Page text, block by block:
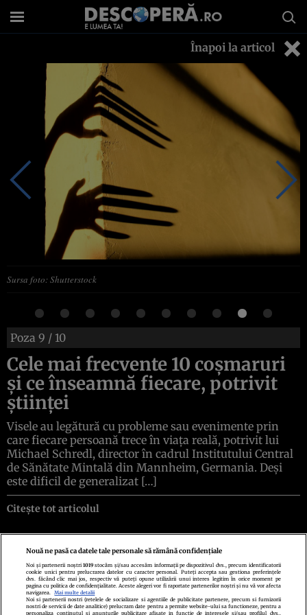
Înapoi la articol
Sursa foto: Shutterstock
Poza 9 / 10
Cele mai frecvente 10 coșmaruri
și ce înseamnă fiecare, potrivit
științei
Visele au legătură cu probleme sau evenimente prin
care fiecare persoană trece în viața reală, potrivit lui
Michael Schredl, director în cadrul Institutului Central
de Sănătate Mintală din Mannheim, Germania. Deși
este dificil de generalizat […]
Citește tot articolul
Politica de confidenţialitatePolitica de cookiesTermeni şi condiţii
Echipa redacționalăContactSetări Cookies
Nouă ne pasă ca datele tale personale să rămână confidențiale
Noi și partenerii noștri1019 stocăm și/sau accesăm informații pe dispozitivul dvs., precum identificatorii
cookie unici pentru prelucrarea datelor cu caracter personal. Puteți accepta sau gestiona preferințele
dvs. făcând clic mai jos, respectiv vă puteți opune utilizării unui interes legitim în orice moment pe
pagina cu politica de confidențialitate. Aceste alegeri vor fi raportate partenerilor noștri și nu vă vor afecta
navigarea.
Mai multe detalii
Noi si partenerii nostri (retelele de socializare si agentiile de publicitate partenere, precum si furnizorii
nostri de servicii de date analitice) prelucram date pentru a permite website-ului sa functioneze, pentru a
personaliza continutul si anunturile publicitare afisate in functie de interesele si/sau profilul dvs.,